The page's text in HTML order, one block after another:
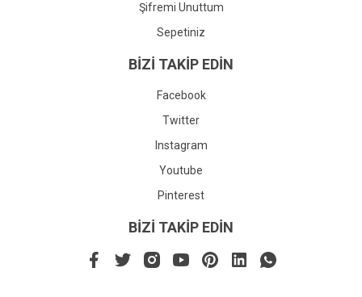
Şifremi Unuttum
Sepetiniz
BİZİ TAKİP EDİN
Facebook
Twitter
Instagram
Youtube
Pinterest
BİZİ TAKİP EDİN